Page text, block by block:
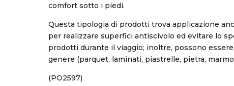
comfort sotto i piedi.
Questa tipologia di prodotti trova applicazione
per realizzare superfici antiscivolo ed evitare lo
prodotti durante il viaggio; inoltre, possono
genere (parquet, laminati, piastrelle, pietra,
(PO2597)